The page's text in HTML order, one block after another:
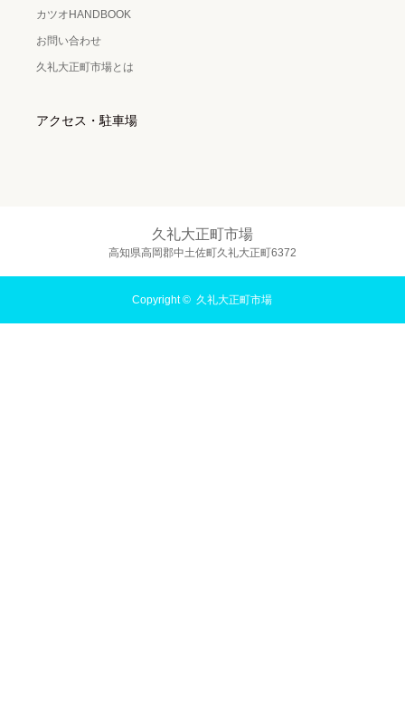
カツオHANDBOOK
お問い合わせ
久礼大正町市場とは
アクセス・駐車場
久礼大正町市場
高知県高岡郡中土佐町久礼大正町6372
Copyright © 久礼大正町市場